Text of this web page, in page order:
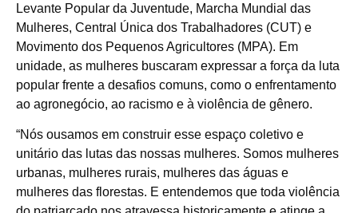
Levante Popular da Juventude, Marcha Mundial das
Mulheres, Central Única dos Trabalhadores (CUT) e
Movimento dos Pequenos Agricultores (MPA). Em
unidade, as mulheres buscaram expressar a força da luta
popular frente a desafios comuns, como o enfrentamento
ao agronegócio, ao racismo e à violência de gênero.
“Nós ousamos em construir esse espaço coletivo e
unitário das lutas das nossas mulheres. Somos mulheres
urbanas, mulheres rurais, mulheres das águas e
mulheres das florestas. E entendemos que toda violência